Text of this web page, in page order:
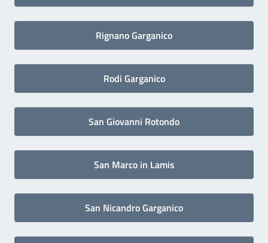
Rignano Garganico
Rodi Garganico
San Giovanni Rotondo
San Marco in Lamis
San Nicandro Garganico